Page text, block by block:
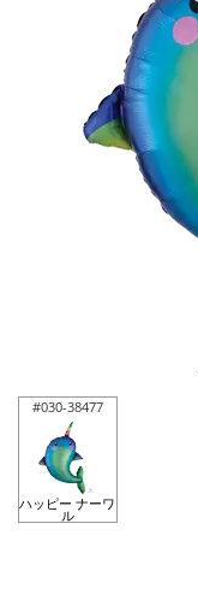
#030-38477
ハッピー ナーワ
ル